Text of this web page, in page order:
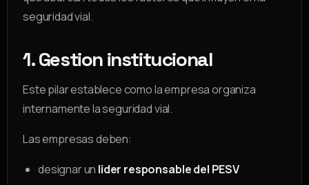
seguridad vial.
1. Gestion institucional
Este pilar establece como la empresa organiza
internamente la seguridad vial.
Las empresas deben:
designar un lider responsable del PESV